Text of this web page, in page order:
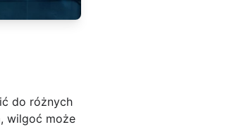
do różnych
wilgoć może